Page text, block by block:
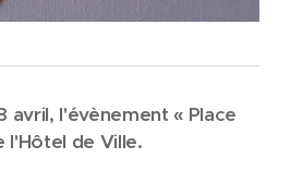
l'évènement « Place
l'Hôtel de Ville.